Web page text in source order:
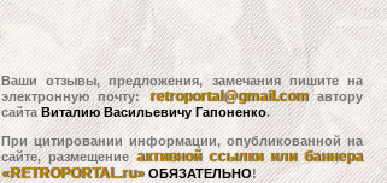
Ваши отзывы, предложения, замечания пишите на
электронную почту:retroportal@gmail.comавтору
сайтаВиталию Васильевичу Гапоненко.
При цитировании информации, опубликованной на
сайте, размещениеактивной ссылки или баннера
«RETROPORTAL.ru» ОБЯЗАТЕЛЬНО!